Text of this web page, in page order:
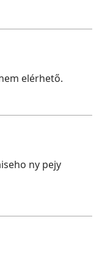
elérhető.
ny pejy